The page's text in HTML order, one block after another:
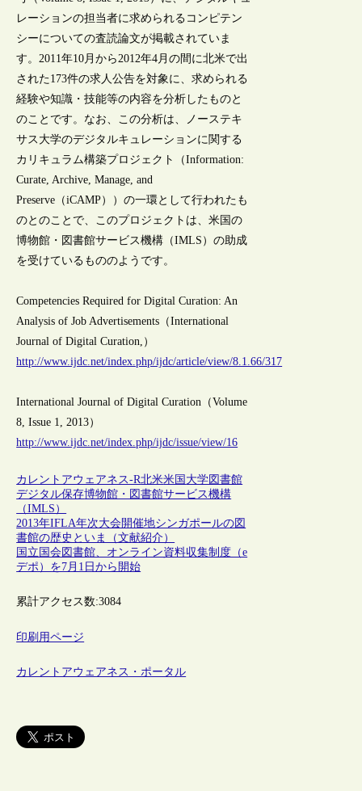
レーションの担当者に求められるコンピテン
シーについての査読論文が掲載されていま
す。2011年10月から2012年4月の間に北米で出
された173件の求人公告を対象に、求められる
経験や知識・技能等の内容を分析したものと
のことです。なお、この分析は、ノーステキ
サス大学のデジタルキュレーションに関する
カリキュラム構築プロジェクト（Information:
Curate, Archive, Manage, and
Preserve（iCAMP））の一環として行われたも
のとのことで、このプロジェクトは、米国の
博物館・図書館サービス機構（IMLS）の助成
を受けているもののようです。
Competencies Required for Digital Curation: An
Analysis of Job Advertisements（International
Journal of Digital Curation,）
http://www.ijdc.net/index.php/ijdc/article/view/8.1.66/317
International Journal of Digital Curation（Volume
8, Issue 1, 2013）
http://www.ijdc.net/index.php/ijdc/issue/view/16
カレントアウェアネス-R北米米国 大学図書館
デジタル保存博物館・図書館サービス機構
（IMLS）
2013年IFLA年次大会開催地シンガポールの図
書館の歴史といま（文献紹介）
国立国会図書館、オンライン資料収集制度（e
デポ）を7月1日から開始
累計アクセス数:3084
印刷用ページ
カレントアウェアネス・ポータル